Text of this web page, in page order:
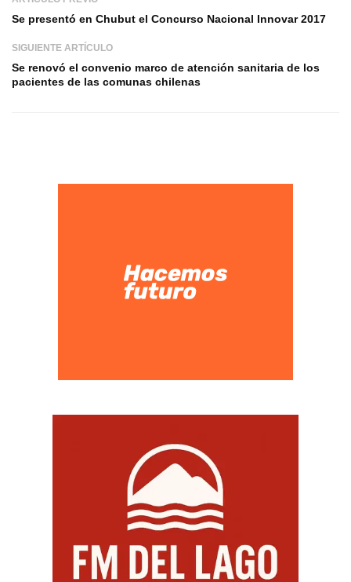
Se presentó en Chubut el Concurso Nacional Innovar 2017
SIGUIENTE ARTÍCULO
Se renovó el convenio marco de atención sanitaria de los
pacientes de las comunas chilenas